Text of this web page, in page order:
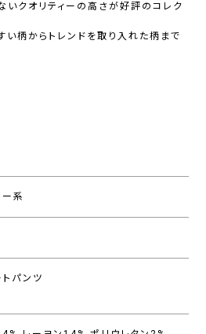
いクオリティーの高さが好評のコレク
い柄からトレンドを取り入れた柄まで
ー系
パンツ